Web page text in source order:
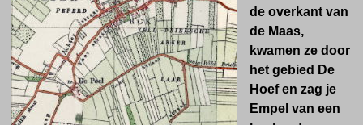
de overkant van
de Maas,
kwamen ze door
het gebied De
Hoef en zag je
Empel van een